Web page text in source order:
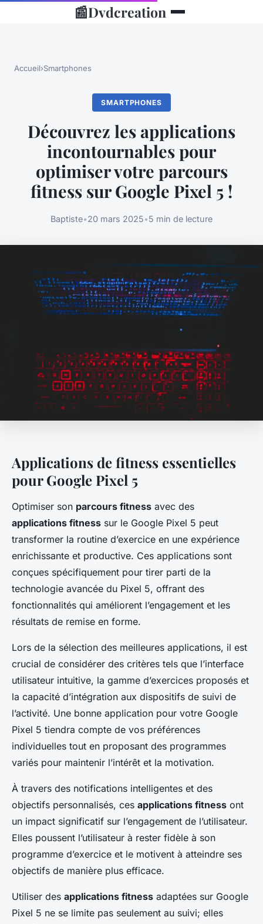
📰Dvdcreation
Accueil›Smartphones
SMARTPHONES
Découvrez les applications
incontournables pour
optimiser votre parcours
fitness sur Google Pixel 5 !
Baptiste•20 mars 2025•5 min de lecture
Applications de fitness essentielles
pour Google Pixel 5
Optimiser son parcours fitness avec des
applications fitness sur le Google Pixel 5 peut
transformer la routine d’exercice en une expérience
enrichissante et productive. Ces applications sont
conçues spécifiquement pour tirer parti de la
technologie avancée du Pixel 5, offrant des
fonctionnalités qui améliorent l’engagement et les
résultats de remise en forme.
Lors de la sélection des meilleures applications, il est
crucial de considérer des critères tels que l’interface
utilisateur intuitive, la gamme d’exercices proposés et
la capacité d’intégration aux dispositifs de suivi de
l’activité. Une bonne application pour votre Google
Pixel 5 tiendra compte de vos préférences
individuelles tout en proposant des programmes
variés pour maintenir l’intérêt et la motivation.
À travers des notifications intelligentes et des
objectifs personnalisés, ces applications fitness ont
un impact significatif sur l’engagement de l’utilisateur.
Elles poussent l’utilisateur à rester fidèle à son
programme d’exercice et le motivent à atteindre ses
objectifs de manière plus efficace.
Utiliser des applications fitness adaptées sur Google
Pixel 5 ne se limite pas seulement au suivi; elles